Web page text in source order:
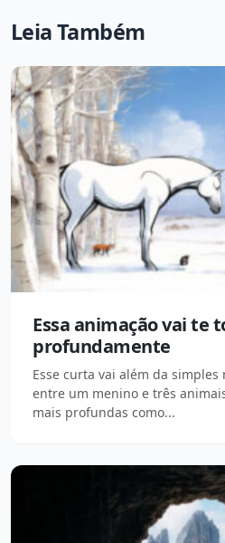
Leia Também
Essa animação vai te
profundamente
Esse curta vai além da
entre um menino e três
mais profundas como...